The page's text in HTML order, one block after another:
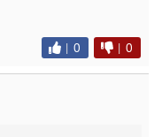
| 0 | 0